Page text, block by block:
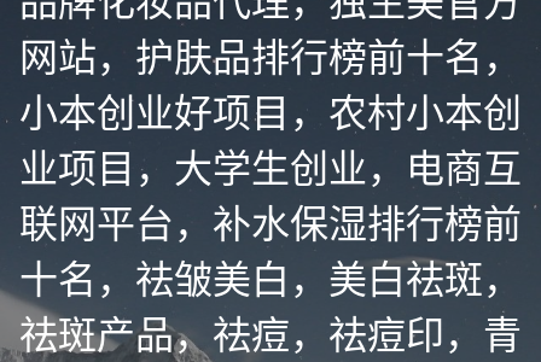
网站，护肤品排行榜前十名，
小本创业好项目，农村小本创
业项目，大学生创业，电商互
联网平台，补水保湿排行榜前
十名，祛皱美白，美白祛斑，
祛斑产品，祛痘，祛痘印，青